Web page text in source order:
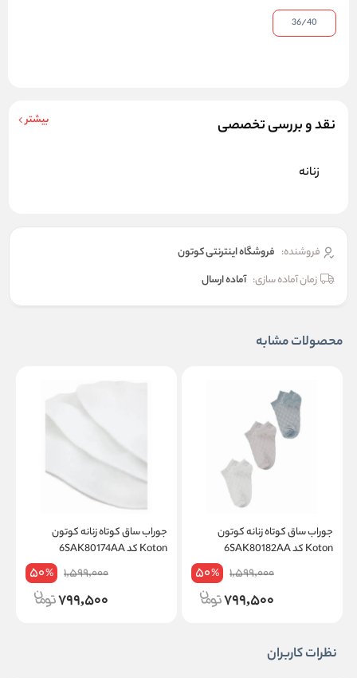
نقد و بررسی تخصصی بیشتر
زنانه
فروشنده: فروشگاه اینترنتی کوتون
زمان آماده سازی: آماده ارسال
36/40
محصولات مشابه
جوراب ساق کوتاه زنانه کوتون
Koton کد 6SAK80182AA
1,599,000
50%
799,500
جوراب ساق کوتاه زنانه کوتون
Koton کد 6SAK80174AA
1,599,000
50%
799,500
نظرات کاربران